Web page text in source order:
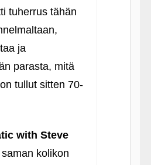
tuherrus tähän
ja
parasta, mitä
tullut sitten 70-
with Steve
kolikon